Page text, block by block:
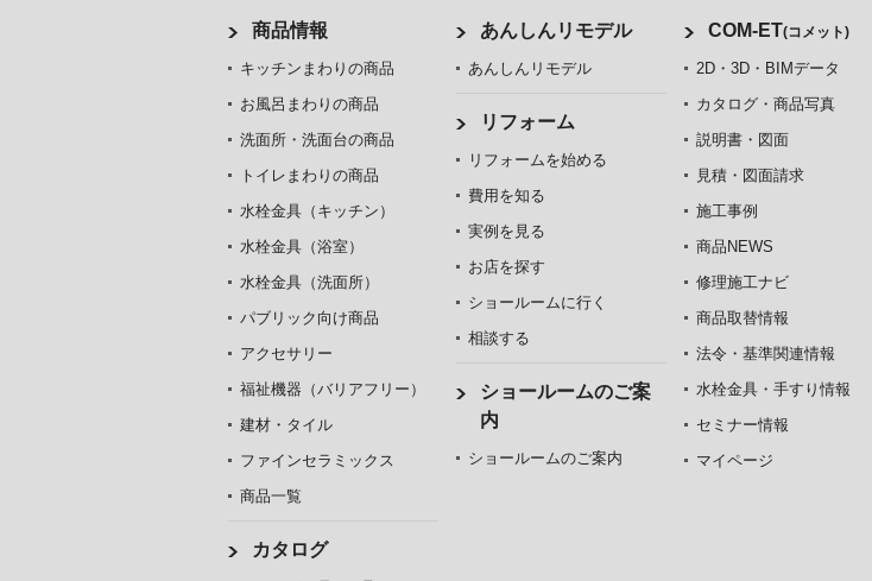
商品情報
キッチンまわりの商品
お風呂まわりの商品
洗面所・洗面台の商品
トイレまわりの商品
水栓金具（キッチン）
水栓金具（浴室）
水栓金具（洗面所）
パブリック向け商品
アクセサリー
福祉機器（バリアフリー）
建材・タイル
ファインセラミックス
商品一覧
カタログ
あんしんリモデル
あんしんリモデル
リフォーム
リフォームを始める
費用を知る
実例を見る
お店を探す
ショールームに行く
相談する
ショールームのご案
内
ショールームのご案内
COM-ET(コメット)
2D・3D・BIMデータ
カタログ・商品写真
説明書・図面
見積・図面請求
施工事例
商品NEWS
修理施工ナビ
商品取替情報
法令・基準関連情報
水栓金具・手すり情報
セミナー情報
マイページ